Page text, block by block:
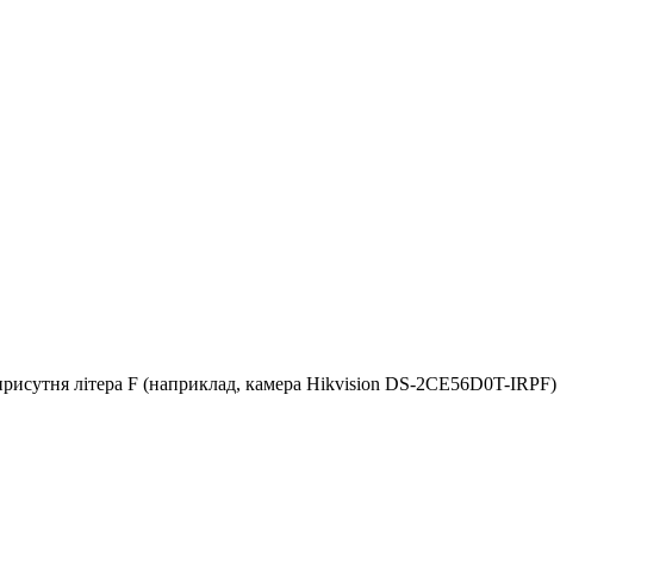
літера F (наприклад, камера Hikvision DS-2CE56D0T-IRPF)